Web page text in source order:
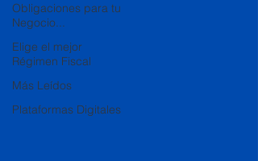
Obligaciones para tu
Negocio...
Elige el mejor
Régimen Fiscal
Más Leídos
Plataformas Digitales